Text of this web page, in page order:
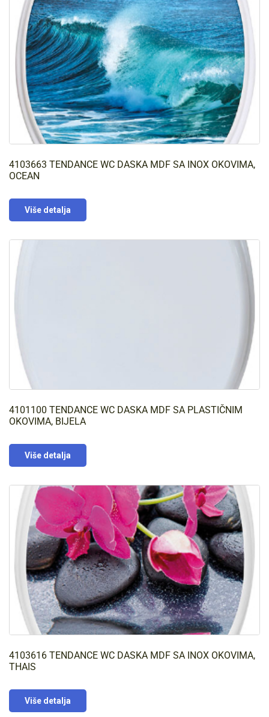
4103663 TENDANCE WC DASKA MDF SA INOX OKOVIMA,
OCEAN
Više detalja
4101100 TENDANCE WC DASKA MDF SA PLASTIČNIM
OKOVIMA, BIJELA
Više detalja
4103616 TENDANCE WC DASKA MDF SA INOX OKOVIMA,
THAIS
Više detalja